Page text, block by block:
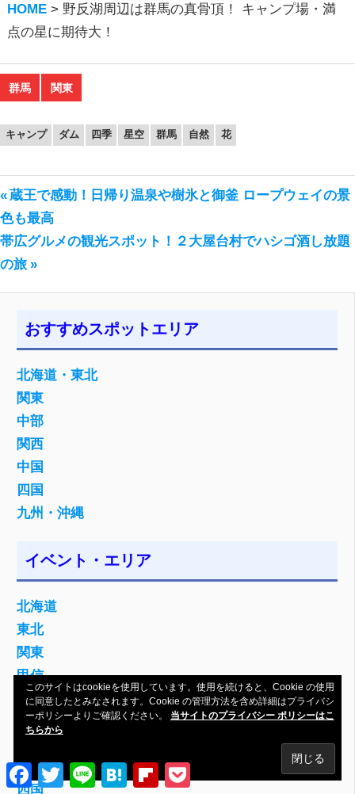
HOME> 野反湖周辺は群馬の真骨頂！ キャンプ場・満
点の星に期待大！
群馬 関東
キャンプ ダム 四季 星空 群馬 自然 花
投
稿
ナ
ビ
ゲ
ー
シ
ョ
ン
前
の
投
稿:
蔵王で感動！日帰り温泉や樹氷と御釜 ロープウェイの景
色も最高
次
の
帯広グルメの観光スポット！２大屋台村でハシゴ酒し放題
の旅
おすすめスポットエリア
北海道・東北
関東
中部
関西
中国
四国
九州・沖縄
イベント・エリア
北海道
東北
関東
甲信
東海
北陸
中国
四国
Facebook
TwitterLine HatenaFlipboard
このサイトはcookieを使用しています。使用を続けると、Cookie の使用
に同意したとみなされます。Cookie の管理方法を含め詳細はプライバシ
ーポリシーよりご確認ください。 当サイトのプライバシー ポリシーはこ
ちらから